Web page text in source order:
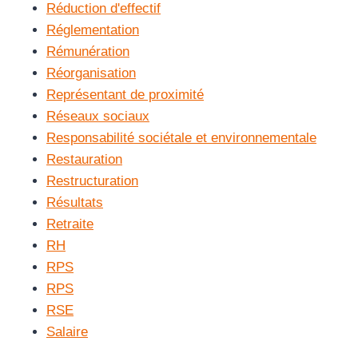
Réduction d'effectif
Réglementation
Rémunération
Réorganisation
Représentant de proximité
Réseaux sociaux
Responsabilité sociétale et environnementale
Restauration
Restructuration
Résultats
Retraite
RH
RPS
RPS
RSE
Salaire